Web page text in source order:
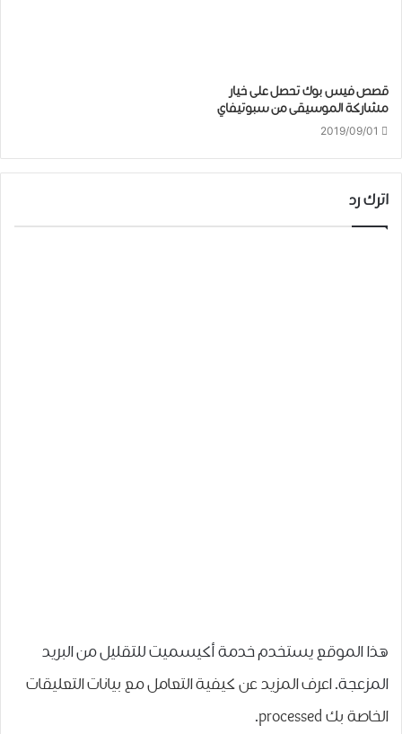
ﻗﺼﺺ ﻓﻴﺲ ﺑﻮﻙ ﺗﺤﺼﻞ ﻋﻠﻰ ﺧﻴﺎﺭ
ﻣﺸﺎﺭﻛﺔ ﺍﻟﻤﻮﺳﻴﻘﻰ ﻣﻦ ﺳﺒﻮﺗﻴﻔﺎﻱ
2019/09/01
اترك رد
هذا الموقع يستخدم خدمة أكيسميت للتقليل من البريد
المزعجة.اعرف المزيد عن كيفية التعامل مع بيانات التعليقات
الخاصة بك processed
.